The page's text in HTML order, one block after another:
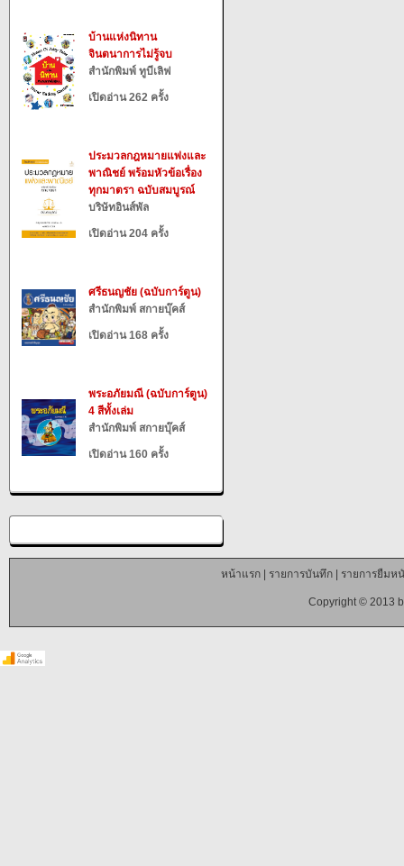
บ้านแห่งนิทาน
จินตนาการไม่รู้จบ
สำนักพิมพ์ ทูบีเลิฟ
เปิดอ่าน 262 ครั้ง
ประมวลกฎหมายแพ่งและ
พาณิชย์ พร้อมหัวข้อเรื่อง
ทุกมาตรา ฉบับสมบูรณ์
บริษัทอินส์พัล
เปิดอ่าน 204 ครั้ง
ศรีธนญชัย (ฉบับการ์ตูน)
สำนักพิมพ์ สกายบุ๊คส์
เปิดอ่าน 168 ครั้ง
พระอภัยมณี (ฉบับการ์ตูน)
4 สีทั้งเล่ม
สำนักพิมพ์ สกายบุ๊คส์
เปิดอ่าน 160 ครั้ง
หน้าแรก| รายการบันทึก| รายการยืมห
Copyright © 2013